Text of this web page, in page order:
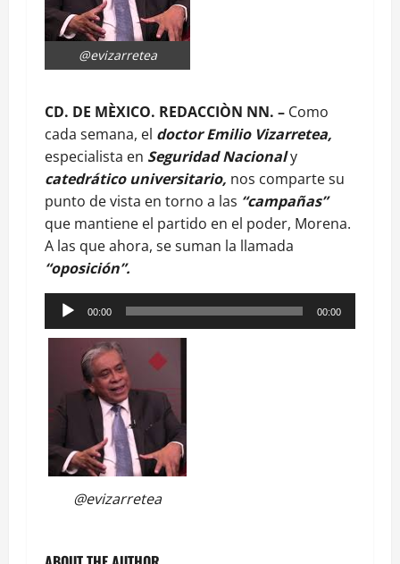
@evizarretea
CD. DE MÈXICO. REDACCIÒN NN. – Como
cada semana, el doctor Emilio Vizarretea,
especialista en Seguridad Nacionaly
catedrático universitario, nos comparte su
punto de vista en torno a las “campañas”
que mantiene el partido en el poder, Morena.
A las que ahora, se suman la llamada
“oposición”.
Reproductor
de
00:00 00:00
@evizarretea